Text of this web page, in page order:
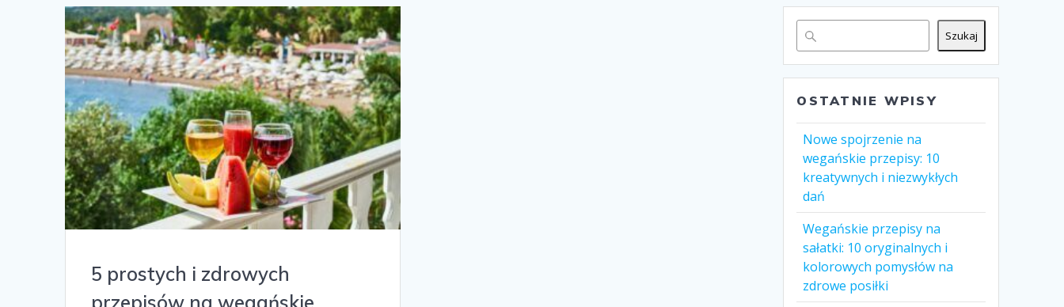
5 prostych i zdrowych
Szukaj
OSTATNIE WPISY
Nowe spojrzenie na
wegańskie przepisy: 10
kreatywnych i niezwykłych
dań
Wegańskie przepisy na
sałatki: 10 oryginalnych i
kolorowych pomysłów na
zdrowe posiłki